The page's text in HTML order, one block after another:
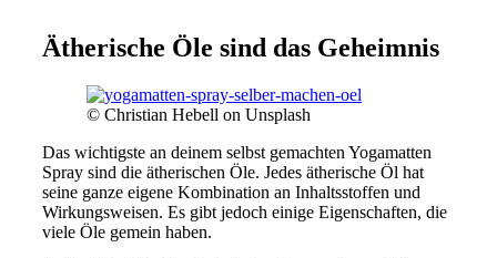
Ätherische Öle sind das Geheimnis
© Christian Hebell on Unsplash
Das wichtigste an deinem selbst gemachten Yogamatten
Spray sind die ätherischen Öle. Jedes ätherische Öl hat
seine ganze eigene Kombination an Inhaltsstoffen und
Wirkungsweisen. Es gibt jedoch einige Eigenschaften, die
viele Öle gemein haben.